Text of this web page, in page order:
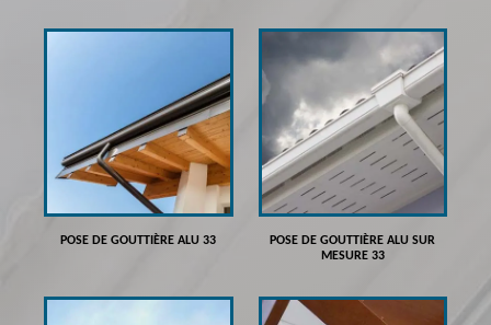
POSE DE GOUTTIÈRE ALU 33
POSE DE GOUTTIÈRE ALU SUR
MESURE 33